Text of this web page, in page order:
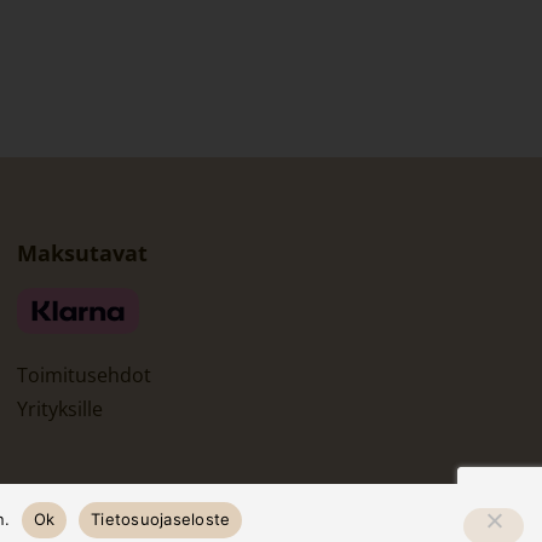
Piilota tämä ilmoitus
Maksutavat
Toimitusehdot
Yrityksille
Dismiss
Ok Tietosuojaseloste